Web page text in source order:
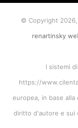
© Copyright
renartinsky
I sistemi
https://
europea, in base
diritto d'autore e sui